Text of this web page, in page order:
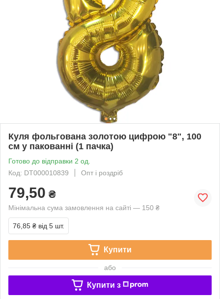
Куля фольгована золотою цифрою "8", 100
см у пакованні (1 пачка)
Готово до відправки 2 од.
Код: DT000010839
Опт і роздріб
79,50 ₴
Мінімальна сума замовлення на сайті — 150 ₴
76,85 ₴ від 5 шт.
Купити
або
Купити з